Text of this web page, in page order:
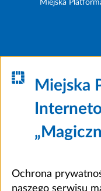
Miejska
Miejska
Ochrona
naszego serwisu